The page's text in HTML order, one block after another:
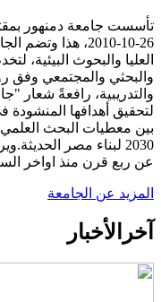
العليا والبحوث البيئية،
والبحثي والمجتمعي وفق
والتدريبية، رافعةً شعار
لتحقيق أهدافها المنشودة
بين معطيات البحث
2030 لبناء مصر
عن ربع قرن منذ اواخر
المزيد عن الجامعة
آخر الأخبار